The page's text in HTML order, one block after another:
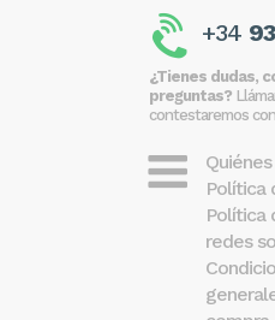
+34
¿Tienes dudas,
preguntas?
contestaremos
Política
Política
redes